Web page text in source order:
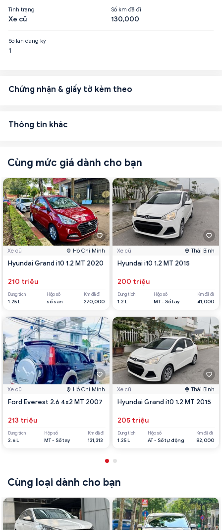
Tình trạng
Xe cũ
Số km đã đi
130,000
Số lần đăng ký
1
Chứng nhận & giấy tờ kèm theo
Thông tin khác
Cùng mức giá dành cho bạn
Xe cũ Hồ Chí Minh
Hyundai Grand i10 1.2 MT 2020
210 triệu
Dung tích
1.25 L
Hộp số
số sàn
Km đã đi
270,000
Xe cũ Hồ Chí Minh
Ford Everest 2.6 4x2 MT 2007
213 triệu
Dung tích
2.6 L
Hộp số
MT - Số tay
Km đã đi
131,313
Xe cũ Thái Bình
Hyundai i10 1.2 MT 2015
200 triệu
Dung tích
1.2 L
Hộp số
MT - Số tay
Km đã đi
41,000
Xe cũ Thái Bình
Hyundai Grand i10 1.2 MT 2015
205 triệu
Dung tích
1.25 L
Hộp số
AT - Số tự động
Km đã đi
82,000
Cùng loại dành cho bạn